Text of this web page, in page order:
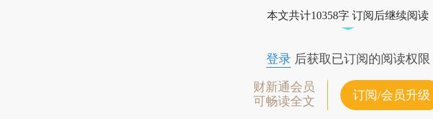
本文共计10358字 订阅后继续阅读
登录后获取已订阅的阅读权限
财新通会员
可畅读全文
订阅/会员升级